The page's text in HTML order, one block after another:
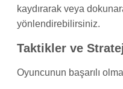
kaydırarak veya
yönlendirebilirsiniz.
Taktikler ve
Oyuncunun başarılı